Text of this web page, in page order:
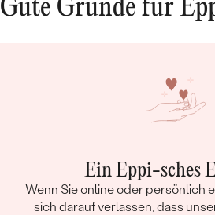
Gute Gründe für
Ein Eppi-sches
Wenn Sie online oder persönlich
sich darauf verlassen, dass